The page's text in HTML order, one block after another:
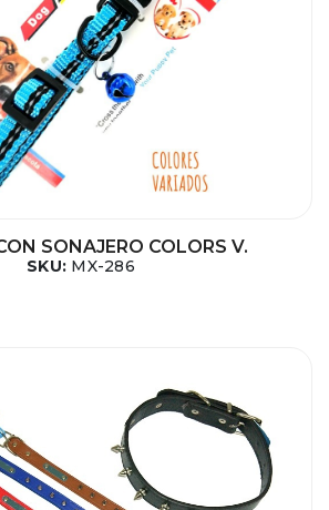
SONAJERO COLORS V.
SKU: MX-286